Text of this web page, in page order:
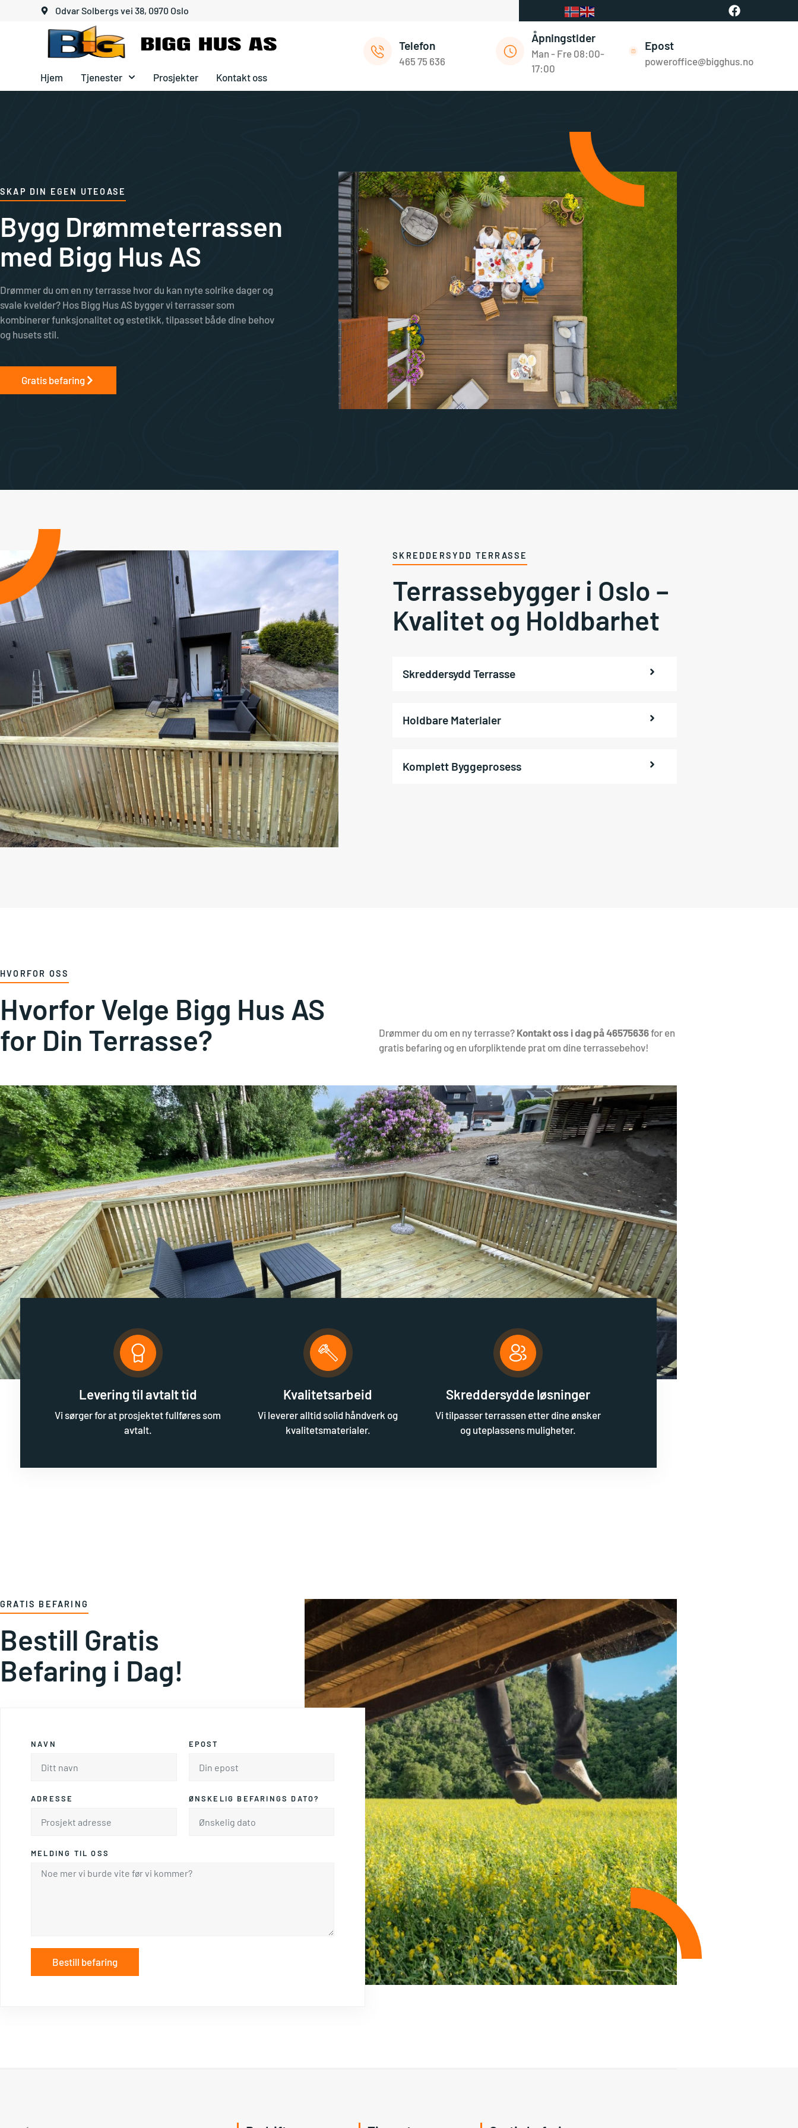
Odvar Solbergs vei 38, 0970 Oslo
Hjem Tjenester Prosjekter Kontakt oss
Telefon
465 75 636
Åpningstider
Man - Fre 08:00-
17:00
Epost
poweroffice@bigghus.no
SKAP DIN EGEN UTEOASE
Bygg Drømmeterrassen
med Bigg Hus AS
Drømmer du om en ny terrasse hvor du kan nyte solrike dager og
svale kvelder? Hos Bigg Hus AS bygger vi terrasser som
kombinerer funksjonalitet og estetikk, tilpasset både dine behov
og husets stil.
Gratis befaring
SKREDDERSYDD TERRASSE
Terrassebygger i Oslo –
Kvalitet og Holdbarhet
Skreddersydd Terrasse
Holdbare Materialer
Komplett Byggeprosess
HVORFOR OSS
Hvorfor Velge Bigg Hus AS
for Din Terrasse?
Drømmer du om en ny terrasse? Kontakt oss i dag på 46575636for en
gratis befaring og en uforpliktende prat om dine terrassebehov!
Levering til avtalt tid
Vi sørger for at prosjektet fullføres som
avtalt.
Kvalitetsarbeid
Vi leverer alltid solid håndverk og
kvalitetsmaterialer.
Skreddersydde løsninger
Vi tilpasser terrassen etter dine ønsker
og uteplassens muligheter.
GRATIS BEFARING
Bestill Gratis
Befaring i Dag!
NAVN EPOST
ADRESSE ØNSKELIG BEFARINGS DATO?
MELDING TIL OSS
Bestill befaring